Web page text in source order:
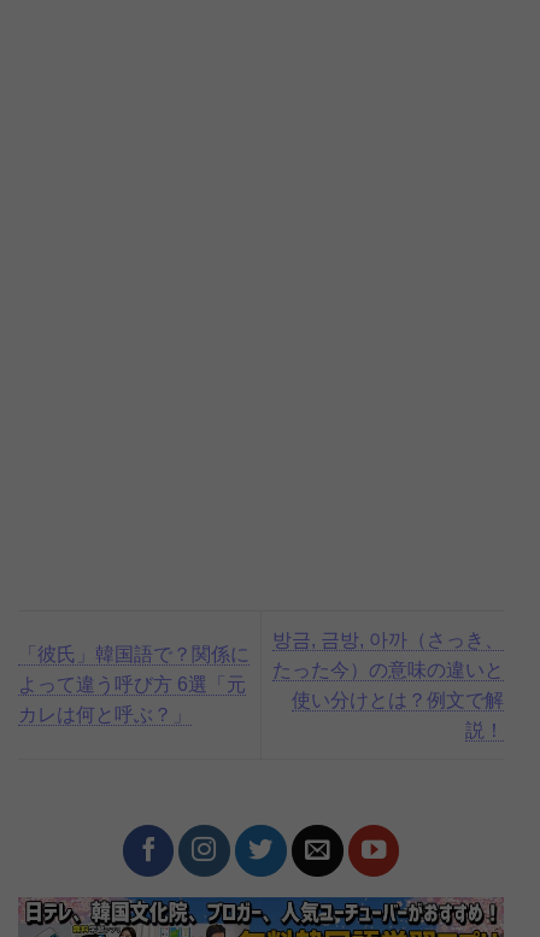
「彼氏」韓国語で？関係に
よって違う呼び方 6選「元
カレは何と呼ぶ？」
방금, 금방, 아까（さっき、
たった今）の意味の違いと
使い分けとは？例文で解
説！